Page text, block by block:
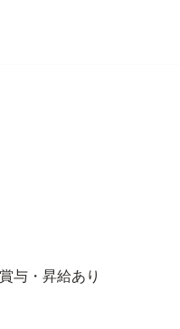
与・昇給あり